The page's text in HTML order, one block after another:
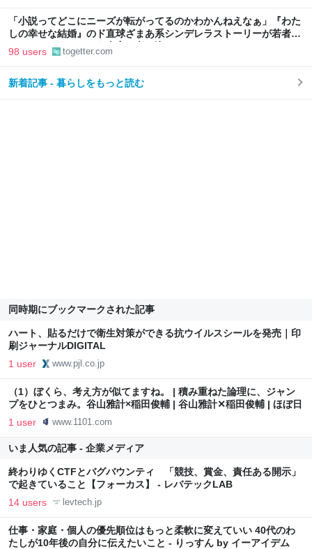
「小説ってどこにニーズが転がってるのかわかんねえなぁ」『わた
しの幸せな結婚』のド直球ざまあ系シンデレラストーリーが若者に
ヒットしているという事実に考え込む
98 users togetter.com
新着記事 - 暮らしをもっと読む
同時期にブックマークされた記事
ハート、貼るだけで衛生対策ができる抗ウイルスシールを発売｜印
刷ジャーナルDIGITAL
1 user www.pjl.co.jp
（1）ぼくら、考え方が似てますね。 | 積み重ねた論理に、ジャン
プをひとつまみ。谷山雅計×稲田俊輔 | 谷山雅計✕稲田俊輔 | ほぼ日
1 user www.1101.com
いま人気の記事 - 企業メディア
終わりゆくCTFとバグバウンティ 「競技、賞金、責任ある開示」
で起きていること【フォーカス】 - レバテックLAB
14 users levtech.jp
仕事・家庭・個人の優先順位はもっと柔軟に変えていい 40代のわ
たしが10年後の自分に伝えたいこと - りっすん by イーアイデム